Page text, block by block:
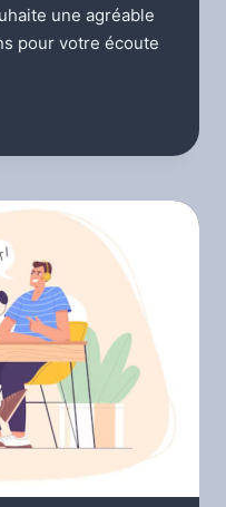
une agréable
pour votre écoute